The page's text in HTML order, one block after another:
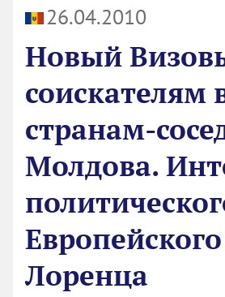
26.04.2010
Новый
соискателям
странам-
Молдова.
Лоренца